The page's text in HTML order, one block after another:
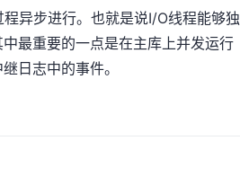
异步进行。也就是说I/O线程能够独
最重要的一点是在主库上并发运行
日志中的事件。